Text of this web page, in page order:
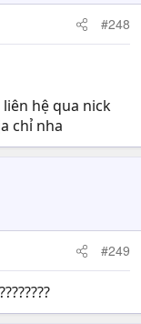
#248
liên hệ qua nick
chỉ nha
#249